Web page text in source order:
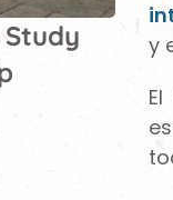
y